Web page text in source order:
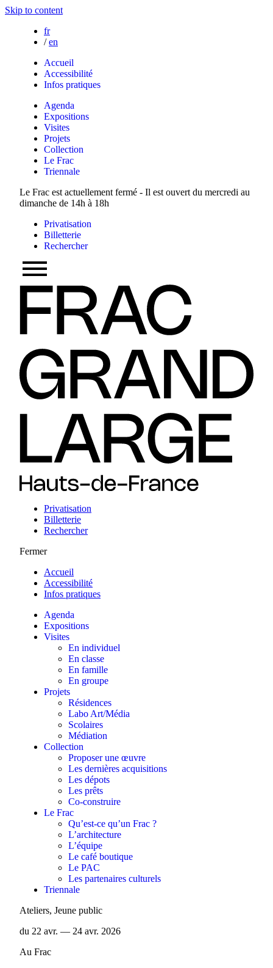
Skip to content
fr
/ en
Accueil
Accessibilité
Infos pratiques
Agenda
Expositions
Visites
Projets
Collection
Le Frac
Triennale
Le Frac est actuellement fermé - Il est ouvert du mercredi au
dimanche de 14h à 18h
Privatisation
Billetterie
Rechercher
Privatisation
Billetterie
Rechercher
Fermer
Accueil
Accessibilité
Infos pratiques
Agenda
Expositions
Visites
En individuel
En classe
En famille
En groupe
Projets
Résidences
Labo Art/Média
Scolaires
Médiation
Collection
Proposer une œuvre
Les dernières acquisitions
Les dépots
Les prêts
Co-construire
Le Frac
Qu’est-ce qu’un Frac ?
L’architecture
L’équipe
Le café boutique
Le PAC
Les partenaires culturels
Triennale
Ateliers, Jeune public
du 22 avr. — 24 avr. 2026
Au Frac